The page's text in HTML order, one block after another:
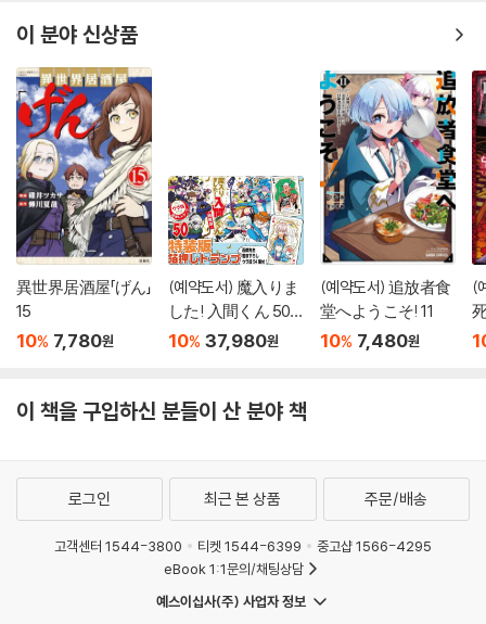
이 분야 신상품
異世界居酒屋「げん」
15
10% 7,780원
(예약도서) 魔入りま
した! 入間くん 50
特裝版
10% 37,980원
(예약도서) 追放者食
堂へようこそ! 11
10% 7,480원
(
이 책을 구입하신 분들이 산 분야 책
로그인 최근 본 상품 주문/배송
고객센터 1544-3800 티켓 1544-6399
중고샵 1566-4295
eBook 1:1문의/채팅상담
예스이십사(주) 사업자 정보